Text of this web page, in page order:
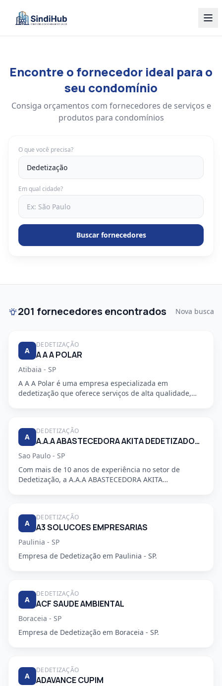
Encontre o fornecedor ideal para o
seu condomínio
Consiga orçamentos com fornecedores de serviços e
produtos para condomínios
O que você precisa?
Em qual cidade?
Buscar fornecedores
201 fornecedores encontrados Nova busca
A
DEDETIZAÇÃO
A A A POLAR
Atibaia - SP
A A A Polar é uma empresa especializada em
dedetização que oferece serviços de alta qualidade,
A
DEDETIZAÇÃO
A.A.A ABASTECEDORA AKITA DEDETIZADORA S/S LTDA
Sao Paulo - SP
Com mais de 10 anos de experiência no setor de
Dedetização, a A.A.A ABASTECEDORA AKITA
A
DEDETIZAÇÃO
A3 SOLUCOES EMPRESARIAS
Paulinia - SP
Empresa de Dedetização em Paulinia - SP.
A
DEDETIZAÇÃO
ACF SAUDE AMBIENTAL
Boraceia - SP
Empresa de Dedetização em Boraceia - SP.
A
DEDETIZAÇÃO
ADAVANCE CUPIM